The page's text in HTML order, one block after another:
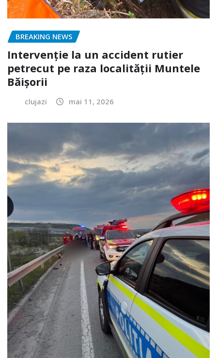
BREAKING NEWS
Intervenție la un accident rutier
petrecut pe raza localității Muntele
Băișorii
clujazi mai 11, 2026